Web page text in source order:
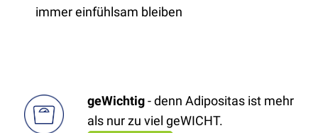
immer einfühlsam bleiben
geWichtig- denn Adipositas ist mehr
als nur zu viel geWICHT.